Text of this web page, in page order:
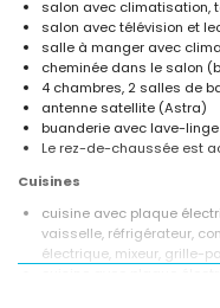
salon avec climatisation,
salon avec télévision et
salle à manger avec
cheminée dans le salon
4 chambres, 2 salles de
antenne satellite (Astra)
buanderie avec lave-
Le rez-de-chaussée est
Cuisines
cuisine avec plaque
vaisselle, réfrigérateur,
électrique, mixeur, grille-
cuisine avec plaque